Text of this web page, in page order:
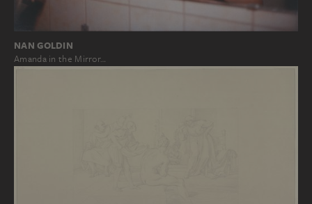
NAN GOLDIN
Amanda in the Mirror…